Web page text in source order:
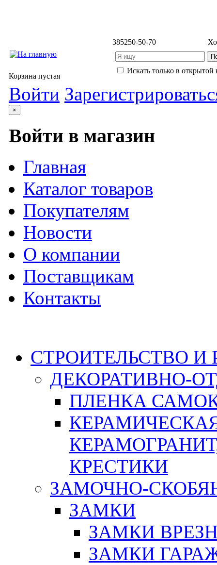
385250-50-70
Искать только в открытой
Корзина пустая
Войти
×
Войти в магазин
Главная
Каталог товаров
Покупателям
Новости
О компании
Поставщикам
Контакты
СТРОИТЕЛЬСТВО И
ДЕКОРАТИВНО-
ПЛЕНКА
КРЕСТИКИ
ЗАМОЧНО-
ЗАМКИ
ЗАМКИ
ЗАМКИ